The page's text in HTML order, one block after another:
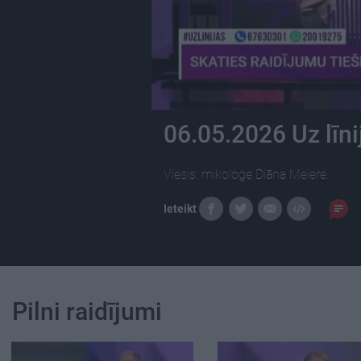
06.05.2026 Uz
Viesis: mikoloģe Diāna Meiere.
Ieteikt
Pilni raidījumi